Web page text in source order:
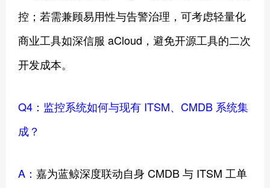
控；若需兼顾易用性与告警治理，可考虑轻量化
商业工具如深信服 aCloud，避免开源工具的二次
开发成本。
Q4：监控系统如何与现有 ITSM、CMDB 系统集
成？
A： 嘉为蓝鲸深度联动自身 CMDB 与 ITSM 工单